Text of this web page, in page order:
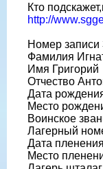
Кто
http://
Номер записи
Фамилия
Имя Григорий
Отчество
Дата
Место
Воинское
Лагерный
Дата
Место